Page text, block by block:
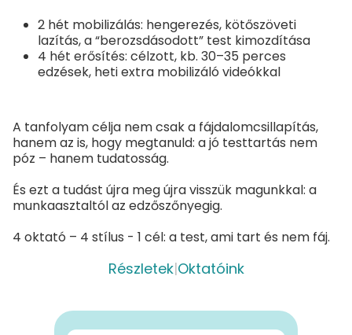
Részletek|Oktatóink
2 hét mobilizálás: hengerezés, kötőszöveti
lazítás, a “berozsdásodott” test kimozdítása
4 hét erősítés: célzott, kb. 30–35 perces
edzések, heti extra mobilizáló videókkal
A tanfolyam célja nem csak a fájdalomcsillapítás,
hanem az is, hogy megtanuld: a jó testtartás nem
póz – hanem tudatosság.
És ezt a tudást újra meg újra visszük magunkkal: a
munkaasztaltól az edzőszőnyegig.
4 oktató – 4 stílus - 1 cél: a test, ami tart és nem fáj.